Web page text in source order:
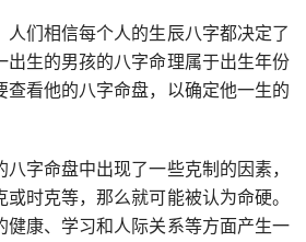
人们相信每个人的生辰八字都决定了
出生的男孩的八字命理属于出生年份
查看他的八字命盘，以确定他一生的
字命盘中出现了一些克制的因素，
时克等，那么就可能被认为命硬。
健康、学习和人际关系等方面产生一